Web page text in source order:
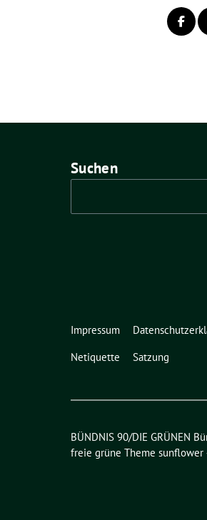
Suchen
Impressum
Netiquette
Satzung
BÜNDNIS 90/DIE GRÜNEN
freie grüne Theme sunflower